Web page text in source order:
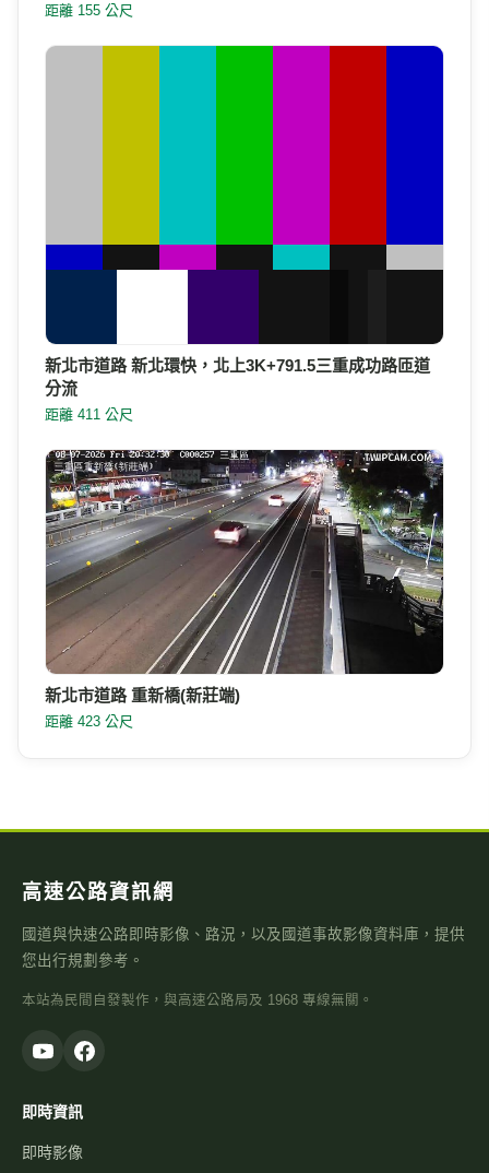
距離 155 公尺
新北市道路 新北環快，北上3K+791.5三重成功路匝道
分流
距離 411 公尺
新北市道路 重新橋(新莊端)
距離 423 公尺
高速公路資訊網
國道與快速公路即時影像、路況，以及國道事故影像資料庫，提供
您出行規劃參考。
本站為民間自發製作，與高速公路局及 1968 專線無關。
即時資訊
即時影像